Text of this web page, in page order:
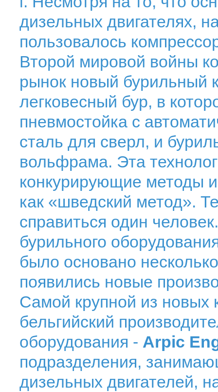
дизельных двигателях,
пользовалось
Второй мировой войны
рынок новый бурильный
легковесный бур, в
пневмостойка с
сталь для сверл, и
вольфрама. Эта
конкурирующие методы
как «шведский метод».
справиться один
бурильного
было основано
появились новые
Самой крупной из новых
бельгийский
оборудования - Arpic
подразделения,
дизельных двигателей,